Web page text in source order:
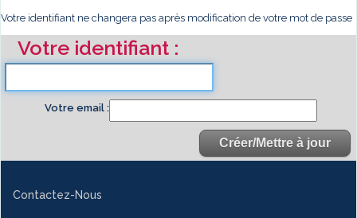
Votre identifiant ne changera pas après modification de votre mot de passe
Votre identifiant
Votre email
Contactez-Nous